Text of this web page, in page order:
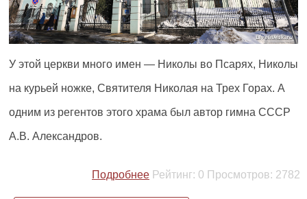
У этой церкви много имен — Николы во Псарях, Николы
на курьей ножке, Святителя Николая на Трех Горах. А
одним из регентов этого храма был автор гимна СССР
А.В. Александров.
Подробнее Рейтинг: 0 Просмотров: 2782